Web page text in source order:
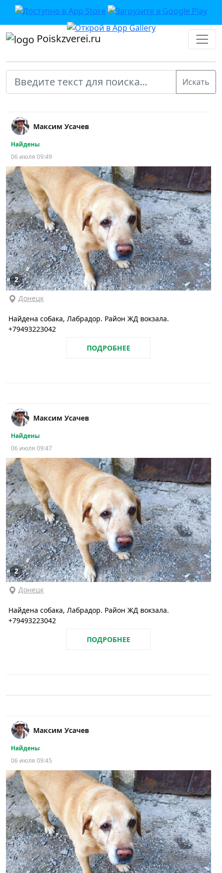
Poiskzverei.ru
Максим Усачев
Найдены
06 июля 09:49
2
Донецк
Найдена собака, Лабрадор. Район ЖД вокзала.
+79493223042
ПОДРОБНЕЕ
Максим Усачев
Найдены
06 июля 09:47
2
Донецк
Найдена собака, Лабрадор. Район ЖД вокзала.
+79493223042
ПОДРОБНЕЕ
Максим Усачев
Найдены
06 июля 09:45